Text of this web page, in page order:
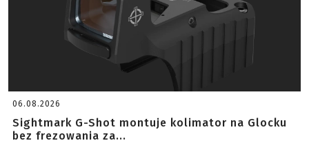
06.08.2026
Sightmark G-Shot montuje kolimator na Glocku
bez frezowania za...